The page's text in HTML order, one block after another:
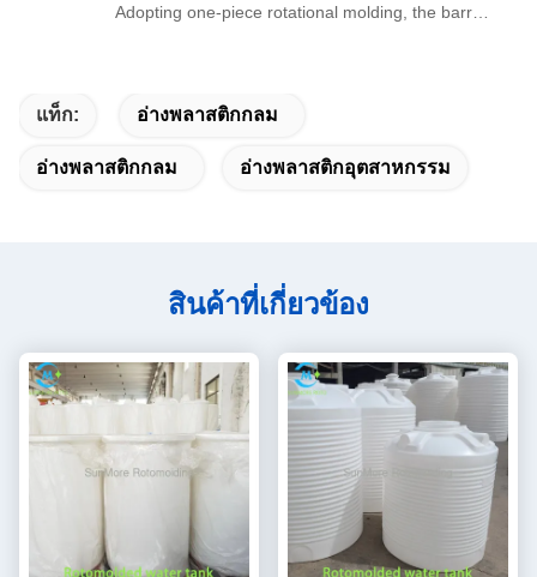
Adopting one-piece rotational molding, the barrel
production lines.
แท็ก: อ่างพลาสติกกลม
อ่างพลาสติกกลม อ่างพลาสติกอุตสาหกรรม
สินค้าที่เกี่ยวข้อง